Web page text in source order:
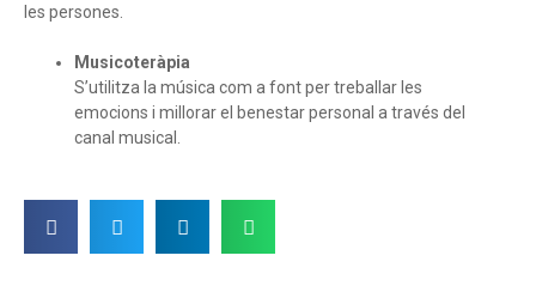
les persones.
Musicoteràpia
S’utilitza la música com a font per treballar les
emocions i millorar el benestar personal a través del
canal musical.